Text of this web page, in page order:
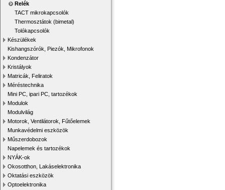
Relék
TACT mikrokapcsolók
Thermosztátok (bimetal)
Tolókapcsolók
Készülékek
Kishangszórók, Piezók, Mikrofonok
Kondenzátor
Kristályok
Matricák, Feliratok
Méréstechnika
Mini PC, ipari PC, tartozékok
Modulok
Modulvilág
Motorok, Ventilátorok, Fűtőelemek
Munkavédelmi eszközök
Műszerdobozok
Napelemek és tartozékok
NYÁK-ok
Okosotthon, Lakáselektronika
Oktatási eszközök
Optoelektronika